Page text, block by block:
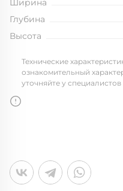
Ширина
Глубина
Высота
Технические
ознакомительный
уточняйте у